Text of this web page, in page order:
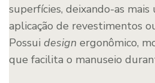
superfícies, deixando-as mais
aplicação de revestimentos
Possui design ergonômico,
que facilita o manuseio